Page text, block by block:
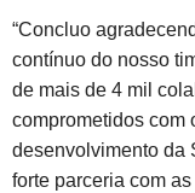
“Concluo
contínuo do nosso
de mais de 4 mil
comprometidos com
desenvolvimento da
forte parceria com